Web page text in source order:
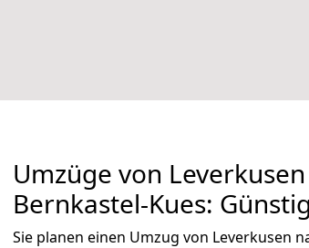
Umzüge von
Bernkastel-Kues:
Sie planen einen Umzug von Leverkusen